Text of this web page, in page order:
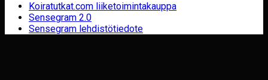
Koiratutkat.com liiketoimintakauppa
Sensegram 2.0
Sensegram lehdistötiedote